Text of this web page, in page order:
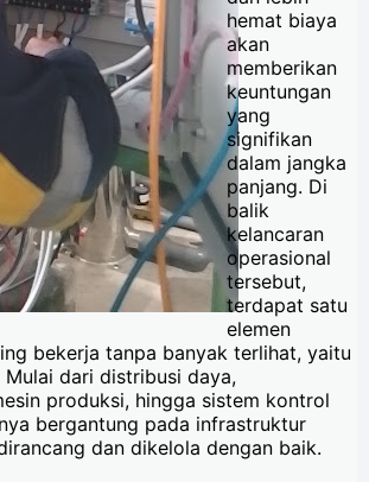
hemat biaya
akan
memberikan
keuntungan
yang
signifikan
dalam jangka
panjang. Di
balik
kelancaran
operasional
tersebut,
terdapat satu
elemen
bekerja tanpa banyak terlihat, yaitu
dari distribusi daya,
produksi, hingga sistem kontrol
bergantung pada infrastruktur
dan dikelola dengan baik.